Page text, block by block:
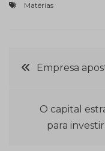
Matérias
Post
Empresa
O capital
para